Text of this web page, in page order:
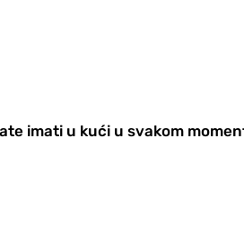
imati u kući u svakom